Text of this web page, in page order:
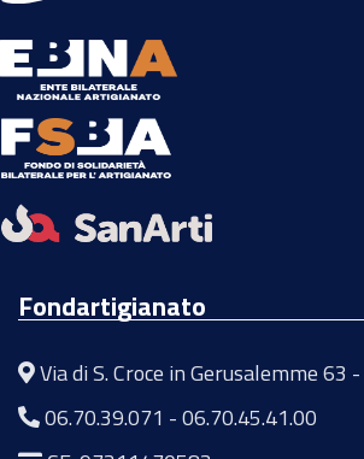
Fondartigianato
Via di S. Croce in Gerusalemme 63
06.70.39.071 -06.70.45.41.00